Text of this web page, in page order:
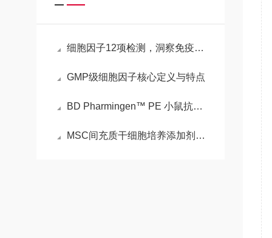
细胞因子12项检测，洞察免疫与疾病的重要窗口
GMP级细胞因子核心定义与特点
BD Pharmingen™ PE 小鼠抗小鼠 CD36的介绍
MSC间充质干细胞培养添加剂细胞扩增的“关键赋能包”